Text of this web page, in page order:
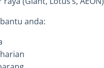
anda: